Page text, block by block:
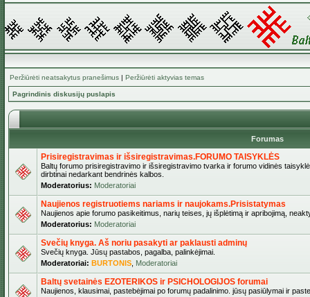
Peržiūrėti neatsakytus pranešimus | Peržiūrėti aktyvias temas
Pagrindinis diskusijų puslapis
Forumas
Prisiregistravimas ir išsiregistravimas.FORUMO TAISYKLĖS
Baltų forumo prisiregistravimo ir išsiregistravimo tvarka ir forumo vidinės
dirbtinai nedarkant bendrinės kalbos.
Moderatorius: Moderatoriai
Naujienos registruotiems nariams ir naujokams.Prisistatymas
Naujienos apie forumo pasikeitimus, narių teises, jų išplėtimą ir apribojimą,
Moderatorius: Moderatoriai
Svečių knyga. Aš noriu pasakyti ar paklausti adminų
Svečių knyga. Jūsų pastabos, pagalba, palinkėjimai.
Moderatoriai: BURTONIS Moderatoriai
Baltų svetainės EZOTERIKOS ir PSICHOLOGIJOS forumai
Naujienos, klausimai, pastebėjimai po forumų padalinimo. jūsų pasiūlymai ir